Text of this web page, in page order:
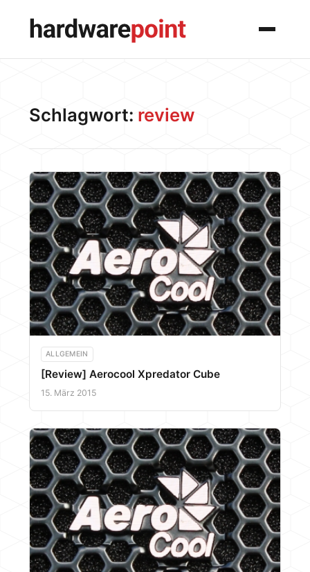
Menü
Schlagwort: review
ALLGEMEIN
[Review] Aerocool Xpredator Cube
15. März 2015